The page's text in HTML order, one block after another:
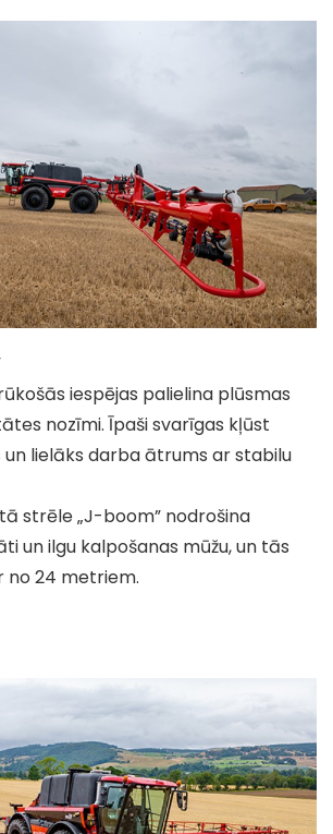
iespējas palielina plūsmas
nozīmi. Īpaši svarīgas kļūst
lielāks darba ātrums ar stabilu
strēle „J-boom” nodrošina
un ilgu kalpošanas mūžu, un tās
no 24 metriem.